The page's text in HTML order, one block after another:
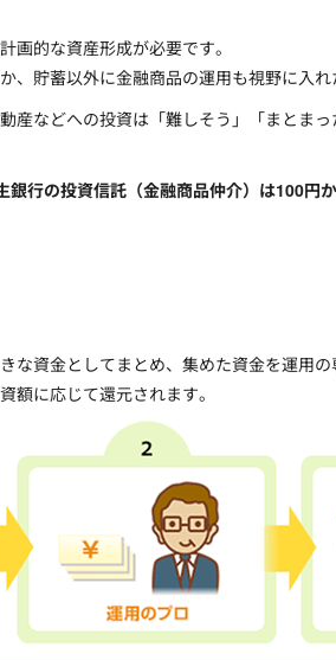
画的な資産形成が必要です。
貯蓄以外に金融商品の運用も視野に入れ
産などへの投資は「難しそう」「まとま
行の投資信託（金融商品仲介）は100円
な資金としてまとめ、集めた資金を運用
額に応じて還元されます。